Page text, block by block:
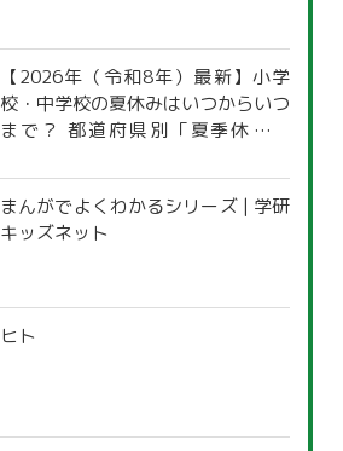
【2026年（令和8年）最新】小学
校・中学校の夏休みはいつからいつ
まで？ 都道府県別「夏季休暇一
まんがでよくわかるシリーズ | 学研
キッズネット
ヒト